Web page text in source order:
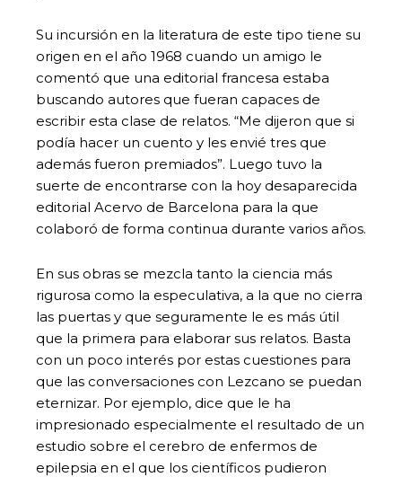
Su incursión en la literatura de este tipo tiene su
origen en el año 1968 cuando un amigo le
comentó que una editorial francesa estaba
buscando autores que fueran capaces de
escribir esta clase de relatos. “Me dijeron que si
podía hacer un cuento y les envié tres que
además fueron premiados”. Luego tuvo la
suerte de encontrarse con la hoy desaparecida
editorial Acervo de Barcelona para la que
colaboró de forma continua durante varios años.
En sus obras se mezcla tanto la ciencia más
rigurosa como la especulativa, a la que no cierra
las puertas y que seguramente le es más útil
que la primera para elaborar sus relatos. Basta
con un poco interés por estas cuestiones para
que las conversaciones con Lezcano se puedan
eternizar. Por ejemplo, dice que le ha
impresionado especialmente el resultado de un
estudio sobre el cerebro de enfermos de
epilepsia en el que los científicos pudieron